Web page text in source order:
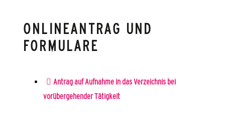
ONLINEANTRAG UND
FORMULARE
Antrag auf Aufnahme in das Verzeichnis bei
vorübergehender Tätigkeit